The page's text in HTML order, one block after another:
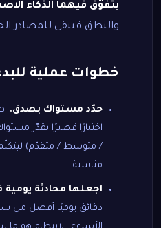
يتفوّق فيهما الذكاء
والنطق فيبقى للمصادر
خطوات عملية
حدّد مستواك بصدق.
اختبارًا قصيرًا يقدّر
/ متوسط / متقدّم)
مناسبة.
اجعلها محادثة
دقائق يوميًا أفضل من